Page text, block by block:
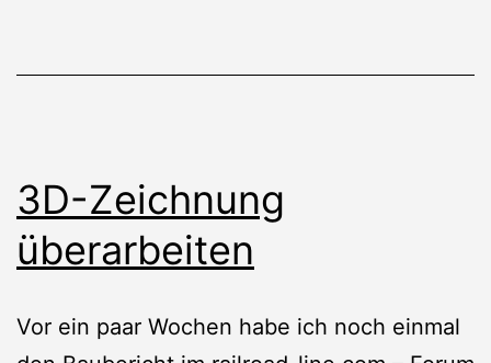
3D-Zeichnung
überarbeiten
Vor ein paar Wochen habe ich noch einmal